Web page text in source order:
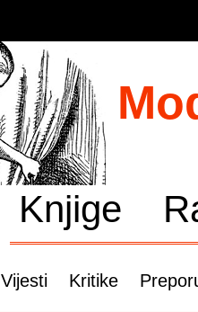
Knjige
Vijesti Kritike